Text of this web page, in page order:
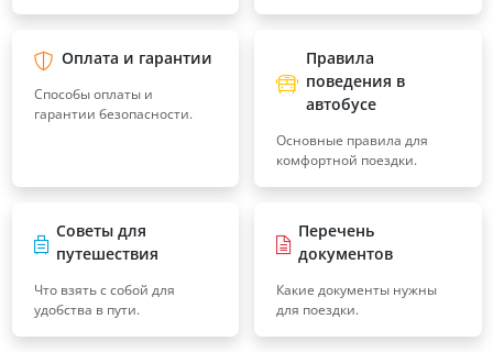
Оплата и гарантии
Способы оплаты и
гарантии безопасности.
Правила
поведения в
автобусе
Основные правила для
комфортной поездки.
Советы для
путешествия
Что взять с собой для
удобства в пути.
Перечень
документов
Какие документы нужны
для поездки.